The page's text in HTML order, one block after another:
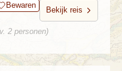
Bewaren
Bekijk reis
2 personen)